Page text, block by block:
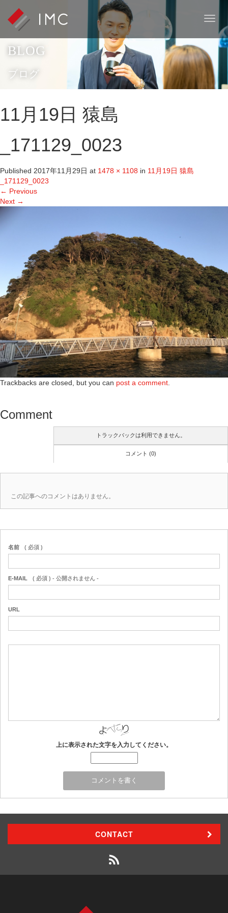
T
g
l
e
a
BLOG
ブログ
11月19日 猿島
_171129_0023
Published 2017年11月29日 at 1478 × 1108 in 11月19日 猿島
_171129_0023
← Previous
Next →
Trackbacks are closed, but you can post a comment
Comment
トラックバックは利用できません。
コメント (0)
この記事へのコメントはありません。
名前 ( 必須 )
E-MAIL ( 必須 ) - 公開されません -
URL
上に表示された文字を入力してください。
CONTACT